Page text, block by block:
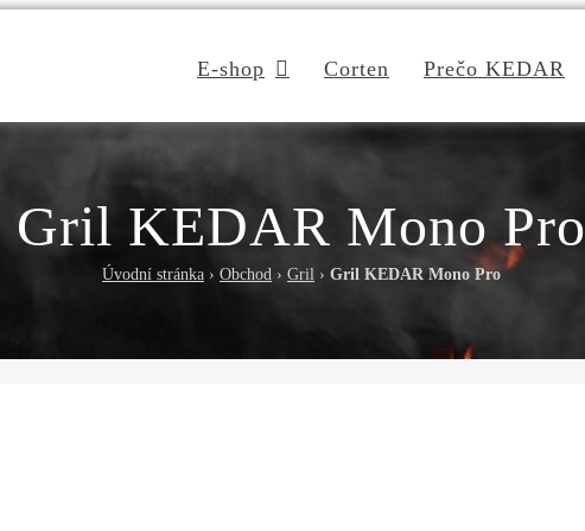
E-shop Corten Prečo KEDAR
Gril KEDAR Mono Pro
Úvodní stránka › Obchod › Gril › Gril KEDAR Mono Pro